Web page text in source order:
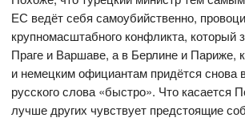
ЕС ведёт себя самоубийственно,
крупномасштабного конфликта, который
Праге и Варшаве, а в Берлине и Париже,
и немецким официантам придётся снова
русского слова «быстро». Что касается
лучше других чувствует предстоящие